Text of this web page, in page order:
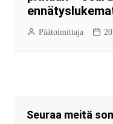
Päätoimittaja
Seuraa meitä